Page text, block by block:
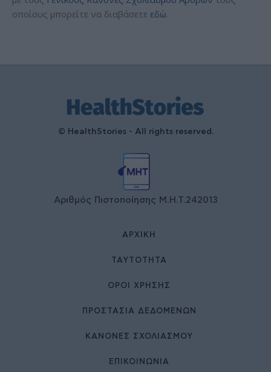
οποίους μπορείτε να διαβάσετε εδώ.
© HealthStories - All rights reserved.
Αριθμός Πιστοποίησης Μ.Η.Τ.242013
ΑΡΧΙΚΉ
ΤΑΥΤΌΤΗΤΑ
ΌΡΟΙ ΧΡΉΣΗΣ
ΠΡΟΣΤΑΣΙΑ ΔΕΔΟΜΕΝΩΝ
ΚΑΝΟΝΕΣ ΣΧΟΛΙΑΣΜΟΥ
ΕΠΙΚΟΙΝΩΝΊΑ